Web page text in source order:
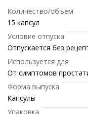
Количество/объем
15 капсул
Условие отпуска
Отпускается без
Используется для
От симптомов
Форма выпуска
Капсулы
Упаковка